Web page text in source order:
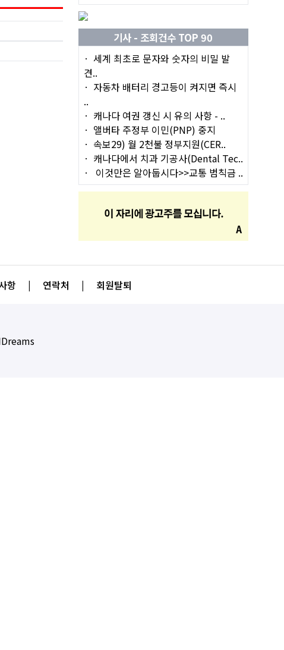
기사 - 조회건수 TOP 90
세계 최초로 문자와 숫자의 비밀 발
견..
자동차 배터리 경고등이 켜지면 즉시
..
캐나다 여권 갱신 시 유의 사항 - ..
앨버타 주정부 이민(PNP) 중지
속보29) 월 2천불 정부지원(CER..
캐나다에서 치과 기공사(Dental Tec..
이것만은 알아둡시다>>교통 범칙금 ..
항 | 연락처 | 회원탈퇴